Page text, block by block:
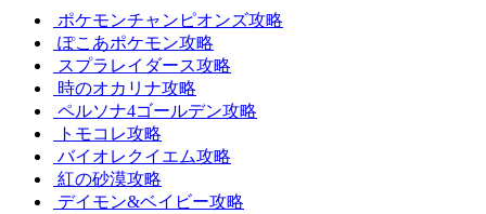
ポケモンチャンピオンズ攻略
ぽこあポケモン攻略
スプラレイダース攻略
時のオカリナ攻略
ペルソナ4ゴールデン攻略
トモコレ攻略
バイオレクイエム攻略
紅の砂漠攻略
デイモン&ベイビー攻略